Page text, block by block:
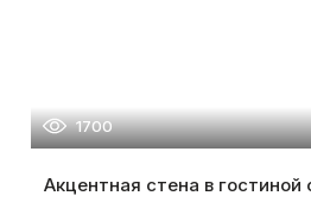
1700
Акцентная стена в